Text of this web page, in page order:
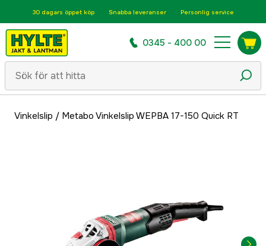
30 dagars öppet köp Snabba leveranser Personlig service
0345 - 400 00
Vinkelslip / Metabo Vinkelslip WEPBA 17-150 Quick RT